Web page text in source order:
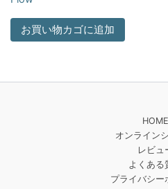
お買い物カゴに追加
HOME
オンライン
レビュ
よくある
プライバシー